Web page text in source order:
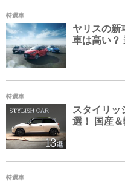
特選車
ヤリスの新
車は高い？
特選車
スタイリッ
選！ 国産
特選車